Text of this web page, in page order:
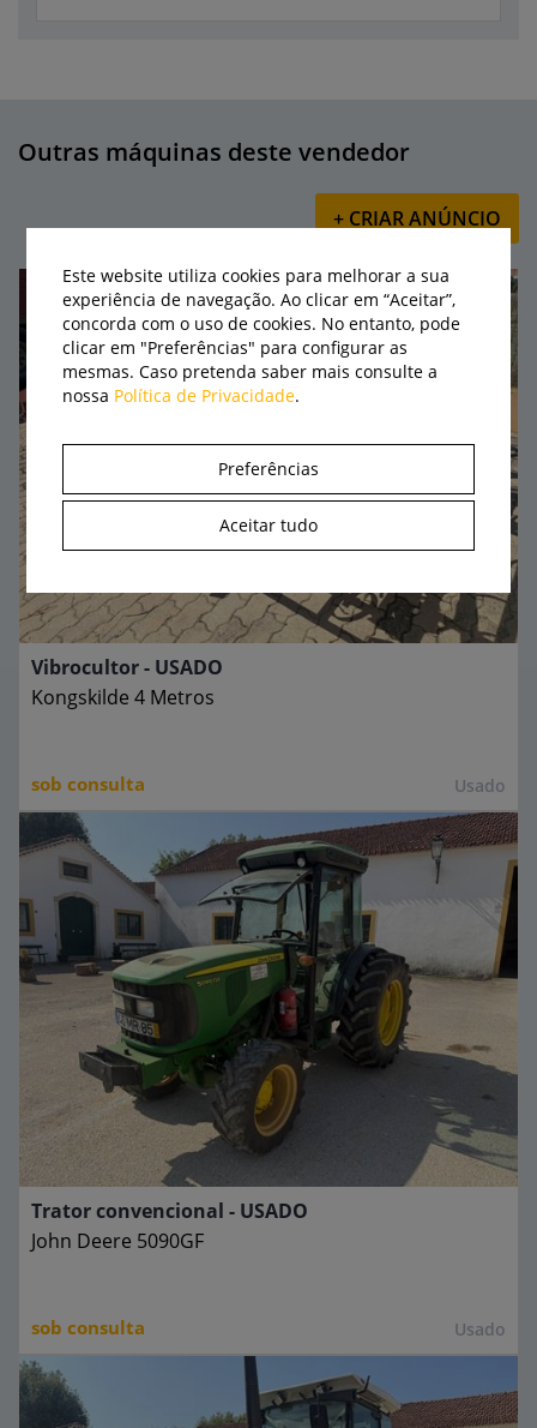
Outras máquinas deste vendedor
+ CRIAR ANÚNCIO
Usado
Vibrocultor - USADO
Kongskilde 4 Metros
sob consulta
Usado
Trator convencional - USADO
John Deere 5090GF
sob consulta
Este website utiliza cookies para melhorar a sua
experiência de navegação. Ao clicar em “Aceitar”,
concorda com o uso de cookies. No entanto, pode
clicar em "Preferências" para configurar as
mesmas. Caso pretenda saber mais consulte a
nossa Política de Privacidade.
Preferências
Aceitar tudo